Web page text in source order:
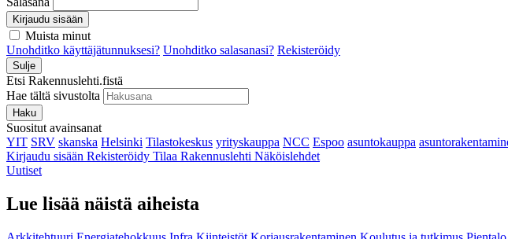
Kirjaudu sisään
Muista minut
Unohditko käyttäjätunnuksesi? Unohditko salasanasi? Rekisteröidy
Sulje
Etsi Rakennuslehti.fistä
Hae tältä sivustolta
Haku
Suositut avainsanat
YIT SRV skanska Helsinki Tilastokeskus yrityskauppa NCC Espoo asuntokauppa
Kirjaudu sisään Rekisteröidy Tilaa Rakennuslehti Näköislehdet
Uutiset
Lue lisää näistä aiheista